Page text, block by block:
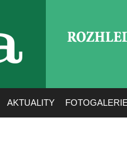
AKTUALITY